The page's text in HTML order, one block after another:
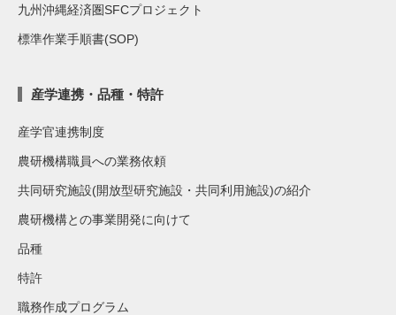
九州沖縄経済圏SFCプロジェクト
標準作業手順書(SOP)
産学連携・品種・特許
産学官連携制度
農研機構職員への業務依頼
共同研究施設(開放型研究施設・共同利用施設)の紹介
農研機構との事業開発に向けて
品種
特許
職務作成プログラム